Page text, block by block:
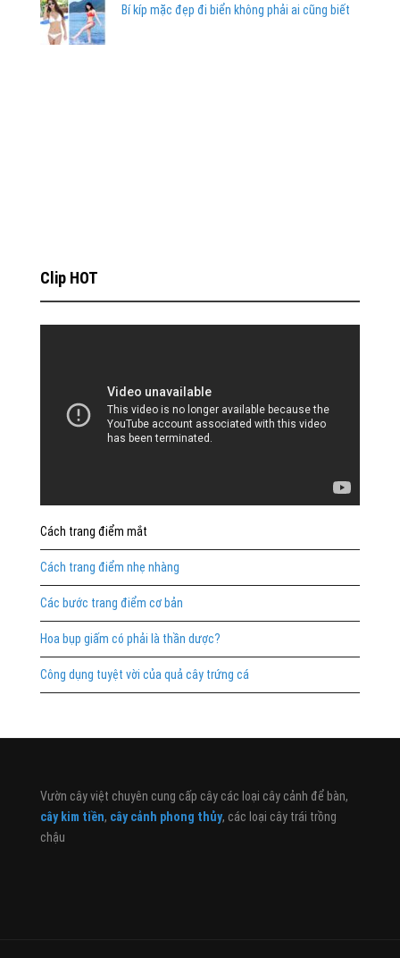
Bí kíp mặc đẹp đi biển không phải ai cũng biết
Clip HOT
Cách trang điểm mắt
Cách trang điểm nhẹ nhàng
Các bước trang điểm cơ bản
Hoa bụp giấm có phải là thần dược?
Công dụng tuyệt vời của quả cây trứng cá
Vườn cây việt chuyên cung cấp cây các loại cây cảnh để bàn,
cây kim tiền, cây cảnh phong thủy, các loại cây trái trồng
chậu